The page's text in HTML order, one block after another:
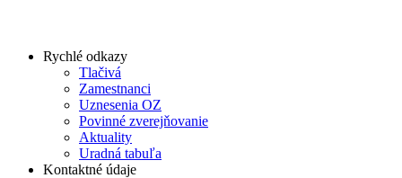
Rychlé odkazy
Tlačivá
Zamestnanci
Uznesenia OZ
Povinné zverejňovanie
Aktuality
Uradná tabuľa
Kontaktné údaje